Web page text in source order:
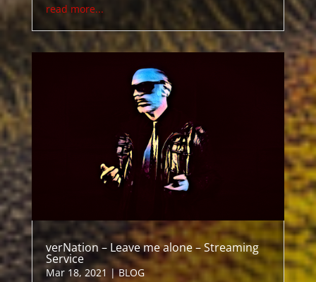
read more...
verNation – Leave me alone – Streaming
Service
Mar 18, 2021 |BLOG